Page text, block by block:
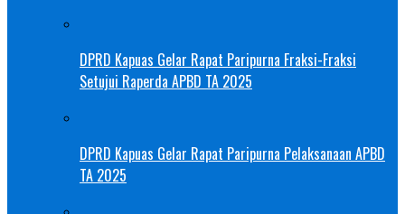
DPRD Kapuas Gelar Rapat Paripurna Fraksi-Fraksi
Setujui Raperda APBD TA 2025
DPRD Kapuas Gelar Rapat Paripurna Pelaksanaan APBD
TA 2025